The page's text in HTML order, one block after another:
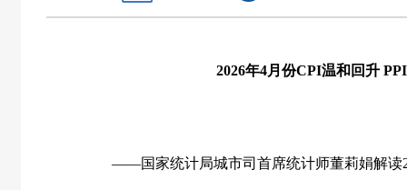
2026年4月份CPI温和回升 PPI
——国家统计局城市司首席统计师董莉娟解读